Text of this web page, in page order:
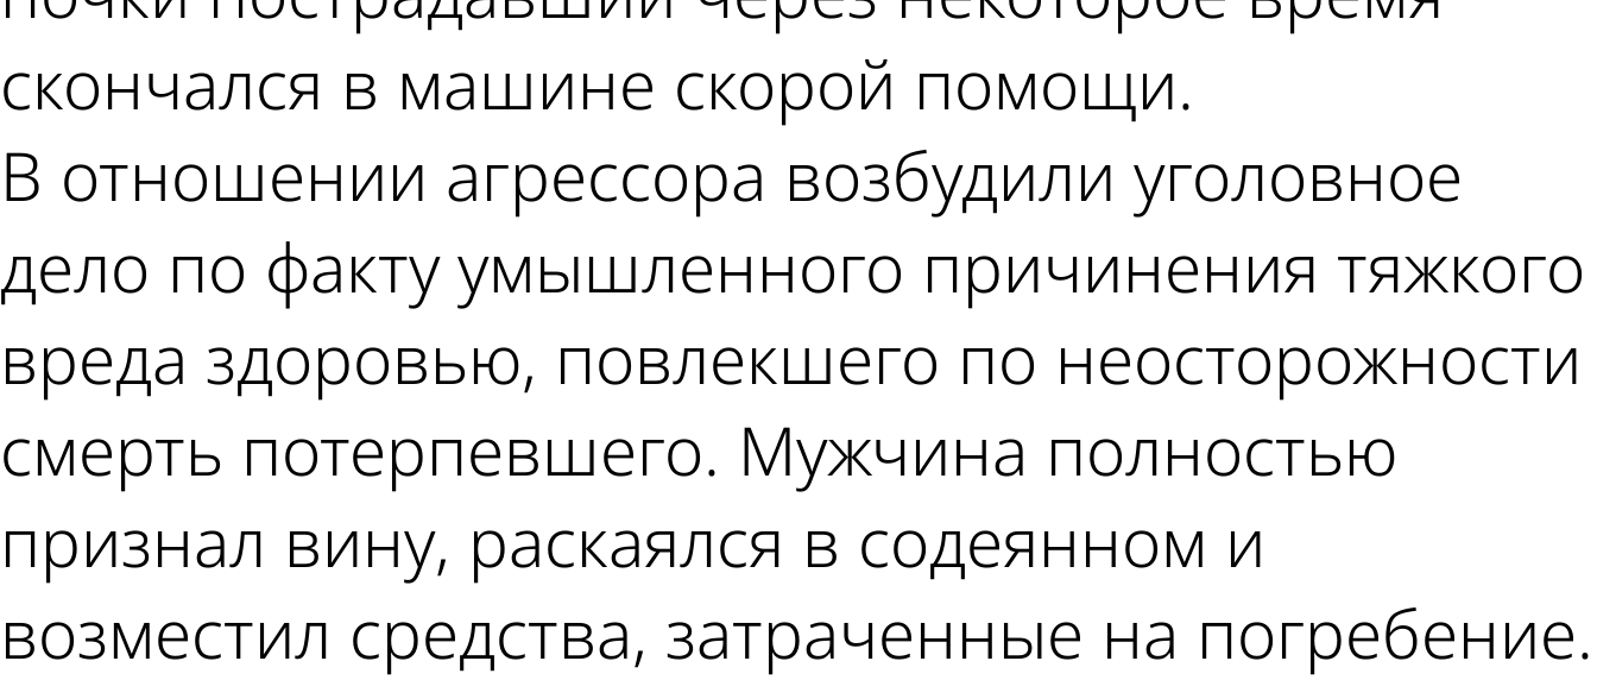
скончался в машине скорой помощи.
В отношении агрессора возбудили уголовное
дело по факту умышленного причинения тяжкого
вреда здоровью, повлекшего по неосторожности
смерть потерпевшего. Мужчина полностью
признал вину, раскаялся в содеянном и
возместил средства, затраченные на погребение.